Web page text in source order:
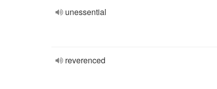
unessential
reverenced